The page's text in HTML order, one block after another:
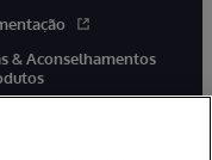
& Aconselhamentos